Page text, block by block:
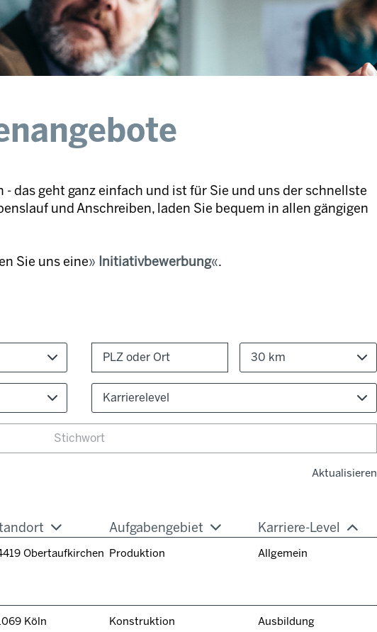
das geht ganz einfach und ist für Sie und uns der schnellste
und Anschreiben, laden Sie bequem in allen gängigen
Sie uns eine Initiativbewerbung .
30 km
Karrierelevel
Aktualisieren
Aufgabengebiet Karriere-Level
Obertaufkirchen Produktion Allgemein
Köln Konstruktion Ausbildung